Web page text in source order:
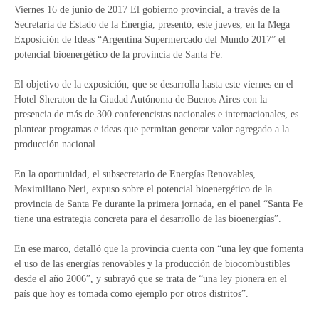
Viernes 16 de junio de 2017 El gobierno provincial, a través de la
Secretaría de Estado de la Energía, presentó, este jueves, en la Mega
Exposición de Ideas “Argentina Supermercado del Mundo 2017” el
potencial bioenergético de la provincia de Santa Fe.
El objetivo de la exposición, que se desarrolla hasta este viernes en el
Hotel Sheraton de la Ciudad Autónoma de Buenos Aires con la
presencia de más de 300 conferencistas nacionales e internacionales, es
plantear programas e ideas que permitan generar valor agregado a la
producción nacional.
En la oportunidad, el subsecretario de Energías Renovables,
Maximiliano Neri, expuso sobre el potencial bioenergético de la
provincia de Santa Fe durante la primera jornada, en el panel “Santa Fe
tiene una estrategia concreta para el desarrollo de las bioenergías”.
En ese marco, detalló que la provincia cuenta con “una ley que fomenta
el uso de las energías renovables y la producción de biocombustibles
desde el año 2006”, y subrayó que se trata de “una ley pionera en el
país que hoy es tomada como ejemplo por otros distritos”.